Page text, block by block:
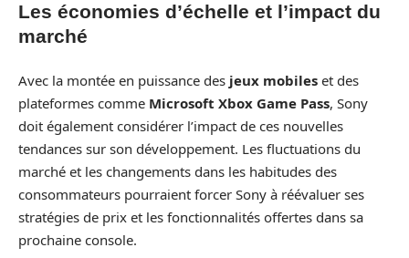
Les économies d’échelle et l’impact du
marché
Avec la montée en puissance des jeux mobiles et des
plateformes comme Microsoft Xbox Game Pass, Sony
doit également considérer l’impact de ces nouvelles
tendances sur son développement. Les fluctuations du
marché et les changements dans les habitudes des
consommateurs pourraient forcer Sony à réévaluer ses
stratégies de prix et les fonctionnalités offertes dans sa
prochaine console.